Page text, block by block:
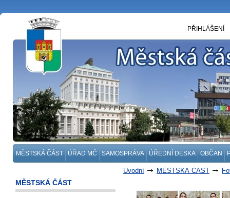
MĚSTSKÁ ČÁST ÚŘAD MČ SAMOSPRÁVA ÚŘEDNÍ DESKA OBČAN
PŘIHLÁŠENÍ
Úvodní MĚSTSKÁ ČÁST
MĚSTSKÁ ČÁST